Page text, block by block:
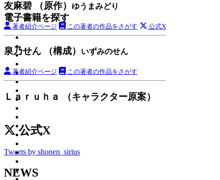
電子書籍を探す
友麻碧 （原作） ゆうまみどり
著者紹介ページ この著者の作品をさがす 公式X
泉乃せん （構成） いずみのせん
著者紹介ページ この著者の作品をさがす
Ｌａｒｕｈａ （キャラクター原案）
公式X
Tweets by shonen_sirius
NEWS